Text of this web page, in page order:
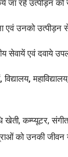
जा रहे उत्पीड़न को
एवं उनको उत्पीड़न
सेवायें एवं दवाये
खेती, कम्प्यूटर,
को उनकी